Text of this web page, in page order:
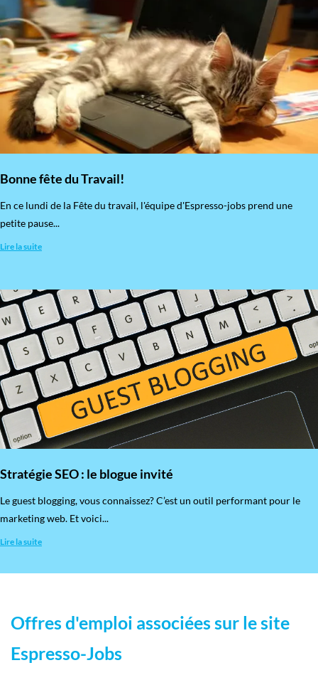
Bonne fête du Travail!
En ce lundi de la Fête du travail, l'équipe d'Espresso-jobs prend une
petite pause...
Lire la suite
Stratégie SEO : le blogue invité
​Le guest blogging, vous connaissez? C’est un outil performant pour le
marketing web. Et voici...
Lire la suite
Offres d'emploi associées sur le site
Espresso-Jobs